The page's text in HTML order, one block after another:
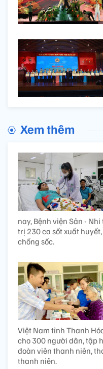
Xem thêm
nay, Bệnh viện Sản -
trị 230 ca sốt xuất
chống sốc.
Việt Nam tỉnh Thanh
cho 300 người dân, tập
đoàn viên thanh niên,
thanh niên.